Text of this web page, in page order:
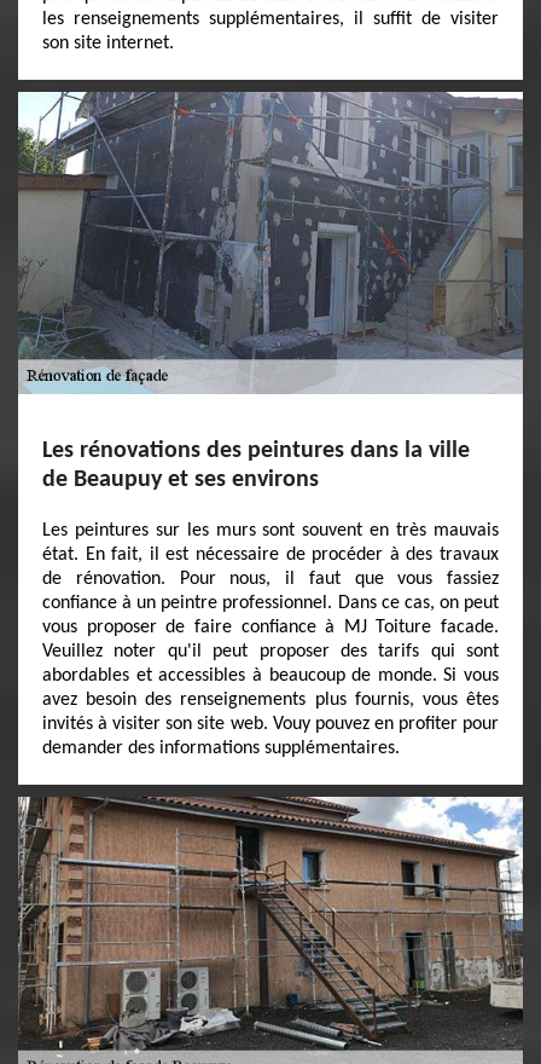
les renseignements supplémentaires, il suffit de visiter
son site internet.
Les rénovations des peintures dans la ville
de Beaupuy et ses environs
Les peintures sur les murs sont souvent en très mauvais
état. En fait, il est nécessaire de procéder à des travaux
de rénovation. Pour nous, il faut que vous fassiez
confiance à un peintre professionnel. Dans ce cas, on peut
vous proposer de faire confiance à MJ Toiture facade.
Veuillez noter qu'il peut proposer des tarifs qui sont
abordables et accessibles à beaucoup de monde. Si vous
avez besoin des renseignements plus fournis, vous êtes
invités à visiter son site web. Vouy pouvez en profiter pour
demander des informations supplémentaires.